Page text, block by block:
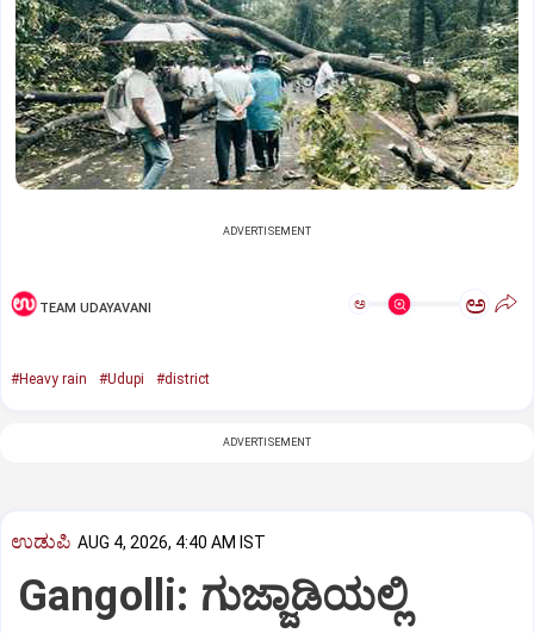
ADVERTISEMENT
TEAM UDAYAVANI ಅ ಅ
#Heavy rain #Udupi #district
ADVERTISEMENT
ಉಡುಪಿ AUG 4, 2026, 4:40 AM IST
Gangolli: ಗುಜ್ಜಾಡಿಯಲ್ಲಿ